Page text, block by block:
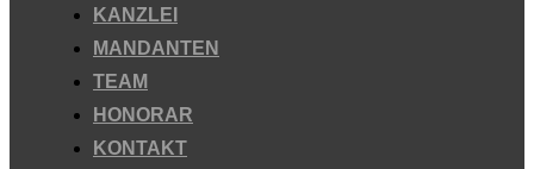
springen
KANZLEI
MANDANTEN
TEAM
HONORAR
KONTAKT